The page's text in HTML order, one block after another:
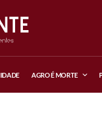
AGRO É MORTE